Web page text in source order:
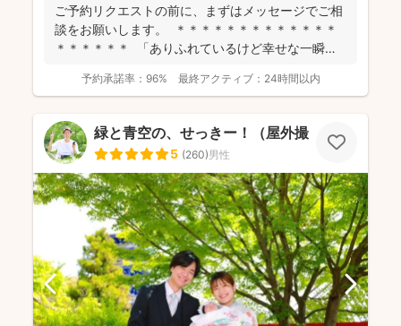
ご予約リクエストの前に、まずはメッセージでご相
談をお願いします。 ＊＊＊＊＊＊＊＊＊＊＊＊＊
＊＊＊＊＊＊ 「ありふれているけど幸せな一瞬」
予約承諾率： 96% 最終アクティブ： 24時間以内
緑と青空の、せっきー！（屋外撮影もお任せ🌟
5 (260)男性